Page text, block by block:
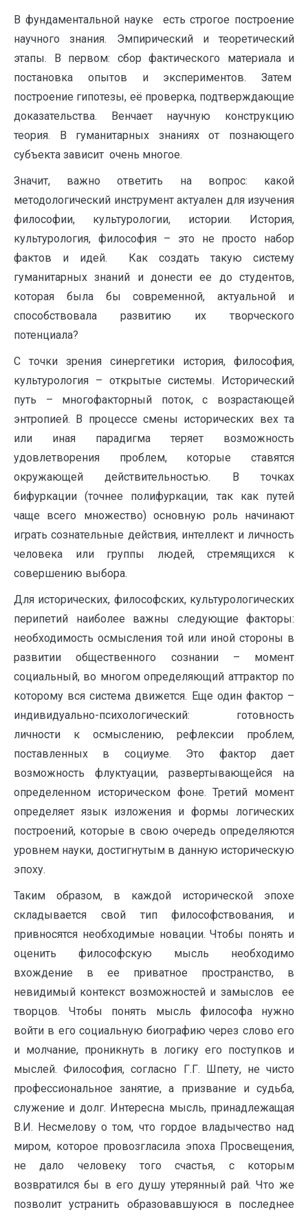
В фундаментальной науке есть строгое построение
научного знания. Эмпирический и теоретический
этапы. В первом: сбор фактического материала и
постановка опытов и экспериментов. Затем
построение гипотезы, её проверка, подтверждающие
доказательства. Венчает научную конструкцию
теория. В гуманитарных знаниях от познающего
субъекта зависит очень многое.
Значит, важно ответить на вопрос: какой
методологический инструмент актуален для изучения
философии, культурологии, истории. История,
культурология, философия – это не просто набор
фактов и идей. Как создать такую систему
гуманитарных знаний и донести ее до студентов,
которая была бы современной, актуальной и
способствовала развитию их творческого
потенциала?
С точки зрения синергетики история, философия,
культурология – открытые системы. Исторический
путь – многофакторный поток, с возрастающей
энтропией. В процессе смены исторических вех та
или иная парадигма теряет возможность
удовлетворения проблем, которые ставятся
окружающей действительностью. В точках
бифуркации (точнее полифуркации, так как путей
чаще всего множество) основную роль начинают
играть сознательные действия, интеллект и личность
человека или группы людей, стремящихся к
совершению выбора.
Для исторических, философских, культурологических
перипетий наиболее важны следующие факторы:
необходимость осмысления той или иной стороны в
развитии общественного сознании – момент
социальный, во многом определяющий аттрактор по
которому вся система движется. Еще один фактор –
индивидуально-психологический: готовность
личности к осмыслению, рефлексии проблем,
поставленных в социуме. Это фактор дает
возможность флуктуации, развертывающейся на
определенном историческом фоне. Третий момент
определяет язык изложения и формы логических
построений, которые в свою очередь определяются
уровнем науки, достигнутым в данную историческую
эпоху.
Таким образом, в каждой исторической эпохе
складывается свой тип философствования, и
привносятся необходимые новации. Чтобы понять и
оценить философскую мысль необходимо
вхождение в ее приватное пространство, в
невидимый контекст возможностей и замыслов ее
творцов. Чтобы понять мысль философа нужно
войти в его социальную биографию через слово его
и молчание, проникнуть в логику его поступков и
мыслей. Философия, согласно Г.Г. Шпету, не чисто
профессиональное занятие, а призвание и судьба,
служение и долг. Интересна мысль, принадлежащая
В.И. Несмелову о том, что гордое владычество над
миром, которое провозгласила эпоха Просвещения,
не дало человеку того счастья, с которым
возвратился бы в его душу утерянный рай. Что же
позволит устранить образовавшуюся в последнее